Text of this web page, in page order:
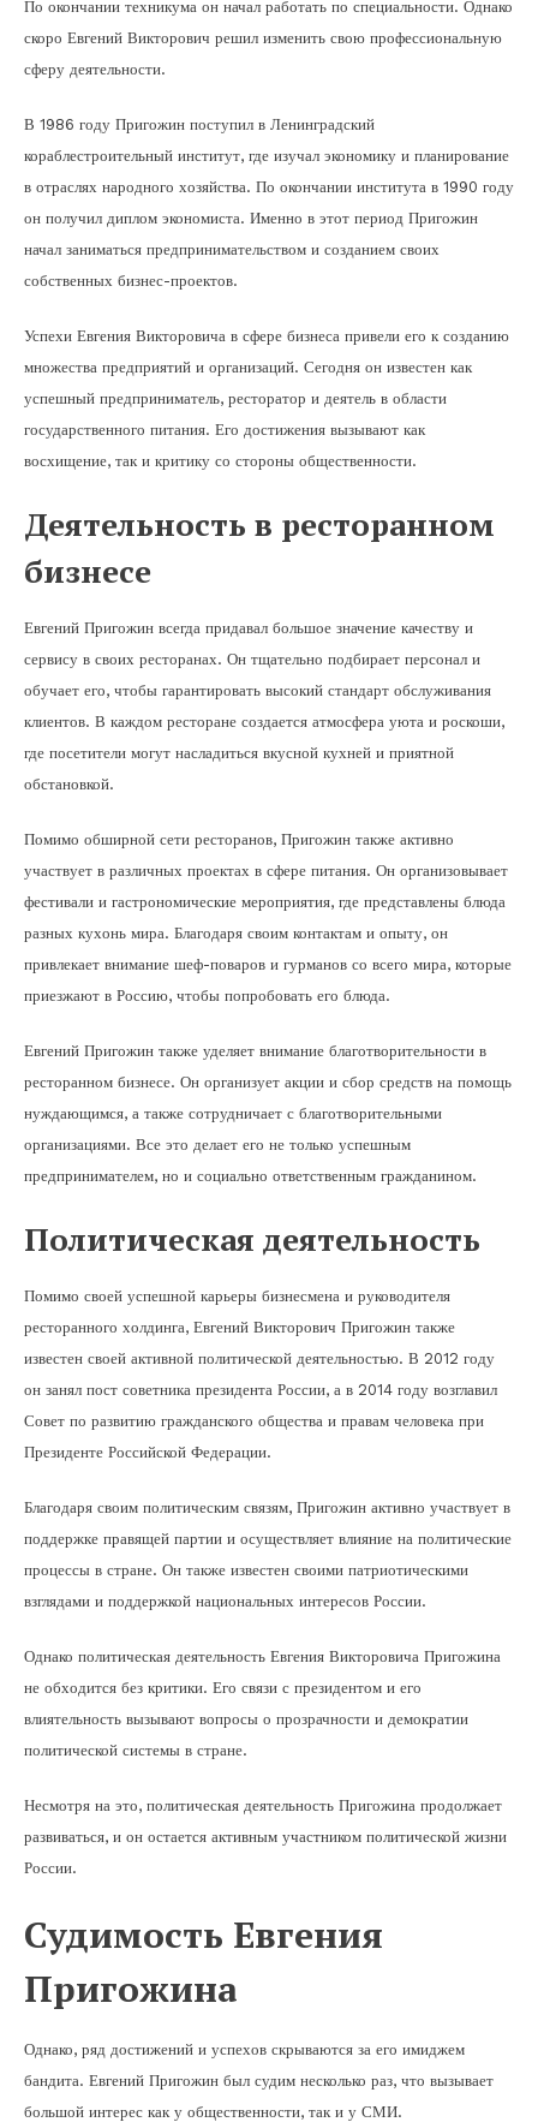
По окончании техникума он начал работать по специальности. Однако
скоро Евгений Викторович решил изменить свою профессиональную
сферу деятельности.
В 1986 году Пригожин поступил в Ленинградский
кораблестроительный институт, где изучал экономику и планирование
в отраслях народного хозяйства. По окончании института в 1990 году
он получил диплом экономиста. Именно в этот период Пригожин
начал заниматься предпринимательством и созданием своих
собственных бизнес-проектов.
Успехи Евгения Викторовича в сфере бизнеса привели его к созданию
множества предприятий и организаций. Сегодня он известен как
успешный предприниматель, ресторатор и деятель в области
государственного питания. Его достижения вызывают как
восхищение, так и критику со стороны общественности.
Деятельность в ресторанном
бизнесе
Евгений Пригожин всегда придавал большое значение качеству и
сервису в своих ресторанах. Он тщательно подбирает персонал и
обучает его, чтобы гарантировать высокий стандарт обслуживания
клиентов. В каждом ресторане создается атмосфера уюта и роскоши,
где посетители могут насладиться вкусной кухней и приятной
обстановкой.
Помимо обширной сети ресторанов, Пригожин также активно
участвует в различных проектах в сфере питания. Он организовывает
фестивали и гастрономические мероприятия, где представлены блюда
разных кухонь мира. Благодаря своим контактам и опыту, он
привлекает внимание шеф-поваров и гурманов со всего мира, которые
приезжают в Россию, чтобы попробовать его блюда.
Евгений Пригожин также уделяет внимание благотворительности в
ресторанном бизнесе. Он организует акции и сбор средств на помощь
нуждающимся, а также сотрудничает с благотворительными
организациями. Все это делает его не только успешным
предпринимателем, но и социально ответственным гражданином.
Политическая деятельность
Помимо своей успешной карьеры бизнесмена и руководителя
ресторанного холдинга, Евгений Викторович Пригожин также
известен своей активной политической деятельностью. В 2012 году
он занял пост советника президента России, а в 2014 году возглавил
Совет по развитию гражданского общества и правам человека при
Президенте Российской Федерации.
Благодаря своим политическим связям, Пригожин активно участвует в
поддержке правящей партии и осуществляет влияние на политические
процессы в стране. Он также известен своими патриотическими
взглядами и поддержкой национальных интересов России.
Однако политическая деятельность Евгения Викторовича Пригожина
не обходится без критики. Его связи с президентом и его
влиятельность вызывают вопросы о прозрачности и демократии
политической системы в стране.
Несмотря на это, политическая деятельность Пригожина продолжает
развиваться, и он остается активным участником политической жизни
России.
Судимость Евгения
Пригожина
Однако, ряд достижений и успехов скрываются за его имиджем
бандита. Евгений Пригожин был судим несколько раз, что вызывает
большой интерес как у общественности, так и у СМИ.